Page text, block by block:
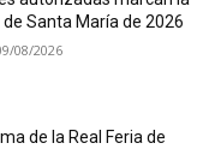
de Santa María de 2026
08/2026
de la Real Feria de